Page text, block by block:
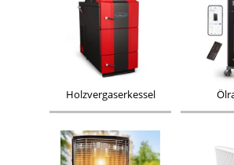
Holzvergaserkessel